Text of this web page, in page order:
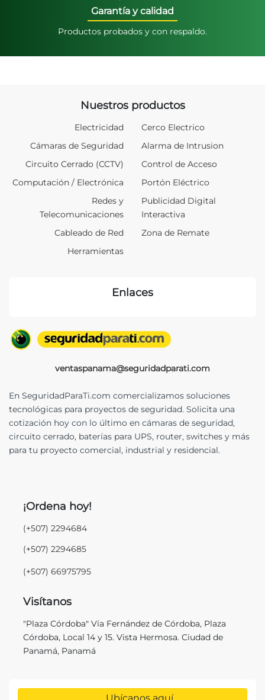
Garantía y calidad
Productos probados y con respaldo.
ventaspanama@seguridadparati.com
En SeguridadParaTi.com comercializamos soluciones
tecnológicas para proyectos de seguridad. Solicita una
cotización hoy con lo último en cámaras de seguridad,
circuito cerrado, baterías para UPS, router, switches y más
para tu proyecto comercial, industrial y residencial.
¡Ordena hoy!
(+507) 2294684
(+507) 2294685
(+507) 66975795
Visítanos
"Plaza Córdoba" Vía Fernández de Córdoba, Plaza
Córdoba, Local 14 y 15. Vista Hermosa. Ciudad de
Panamá, Panamá
Nuestros productos
Electricidad
Cámaras de Seguridad
Circuito Cerrado (CCTV)
Computación / Electrónica
Redes y
Telecomunicaciones
Cableado de Red
Herramientas
Cerco Electrico
Alarma de Intrusion
Control de Acceso
Portón Eléctrico
Publicidad Digital
Interactiva
Zona de Remate
Enlaces